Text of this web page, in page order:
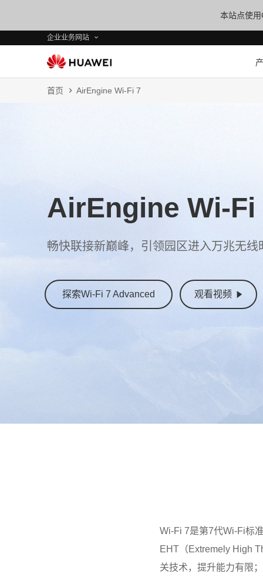
本站点使
企业业务网站
首页 AirEngine Wi-Fi 7
AirEngine Wi-Fi
畅快联接新巅峰，引领园区进入万兆无线
探索Wi-Fi 7 Advanced 观看视频
Wi-Fi 7是第7代Wi-Fi标
EHT（Extremely High
关技术，提升能力有限